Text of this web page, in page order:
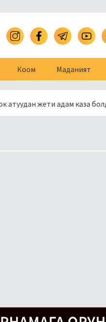
Коом Маданият
жети адам каза болду